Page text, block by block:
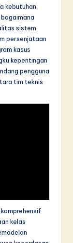
kebutuhan,
sistem.
persenjataan
kasus
kepentingan
pengguna
tim teknis
kelas